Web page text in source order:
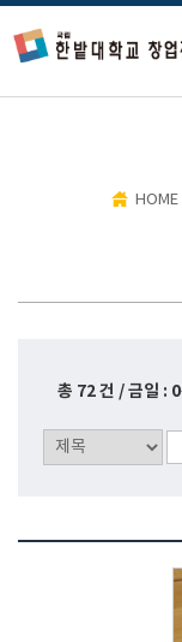
HOME
총 72 건 / 금일 :